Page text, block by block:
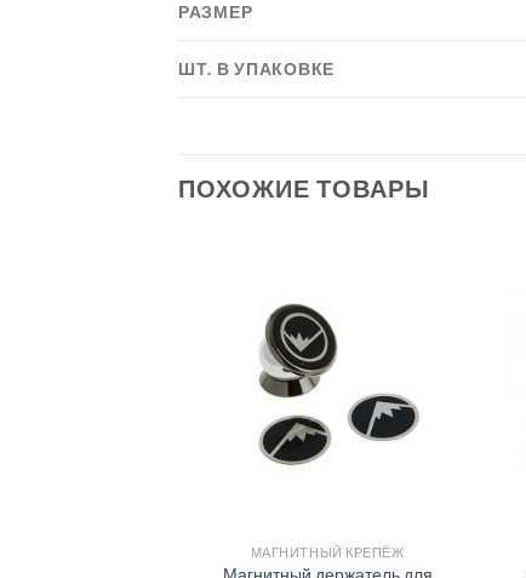
РАЗМЕР
ШТ. В УПАКОВКЕ
ПОХОЖИЕ ТОВАРЫ
МАГНИТНЫЙ КРЕПЁЖ
Магнитный держатель для